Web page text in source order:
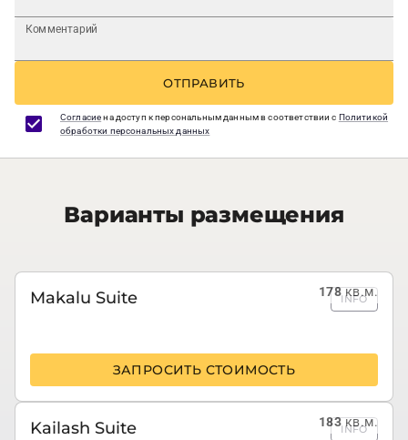
Комментарий
ОТПРАВИТЬ
Согласиена доступ к персональным данным в соответствии с Политикой
обработки персональных данных
Варианты размещения
178кв.м.
Makalu Suite INFO
ЗАПРОСИТЬ СТОИМОСТЬ
183кв.м.
Kailash Suite INFO